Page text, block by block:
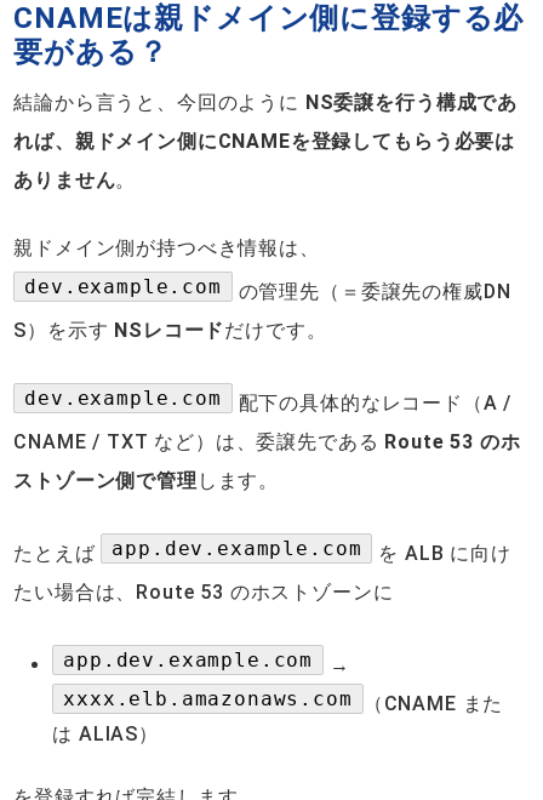
CNAMEは親ドメイン側に登録する必
要がある？
結論から言うと、今回のように NS委譲を行う構成であ
れば、親ドメイン側にCNAMEを登録してもらう必要は
ありません。
親ドメイン側が持つべき情報は、
dev.example.com
の管理先（＝委譲先の権威DN
S）を示す NSレコードだけです。
dev.example.com
配下の具体的なレコード（A /
CNAME / TXT など）は、委譲先である Route 53 のホ
ストゾーン側で管理 します。
たとえば app.dev.example.com
を ALB に向け
たい場合は、Route 53 のホストゾーンに
app.dev.example.com
→
xxxx.elb.amazonaws.com
（CNAME また
は ALIAS）